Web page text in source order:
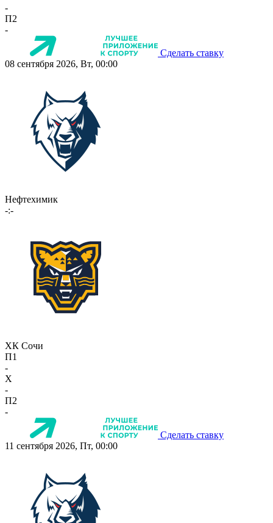
-
П2
-
Сделать ставку
08 сентября 2026, Вт, 00:00
Нефтехимик
-:-
ХК Сочи
П1
-
X
-
П2
-
Сделать ставку
11 сентября 2026, Пт, 00:00